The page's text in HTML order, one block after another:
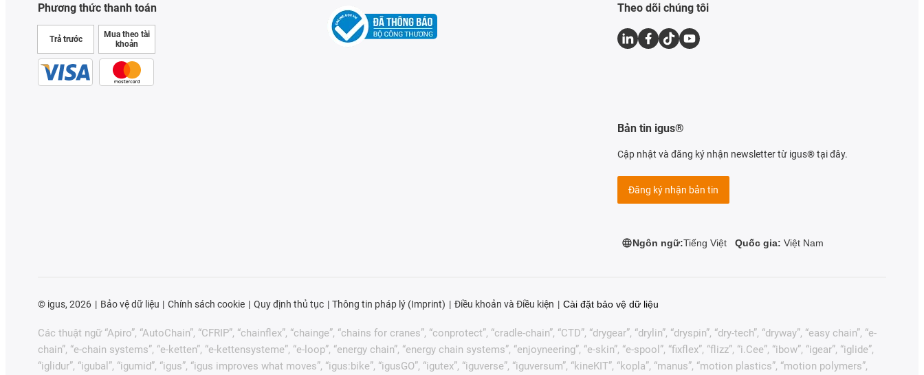
Phương thức thanh toán
Trả trước
Mua theo tài
khoản
Theo dõi chúng tôi
Bản tin igus®
Cập nhật và đăng ký nhận newsletter từ igus® tại đây.
Đăng ký nhận bản tin
Ngôn ngữ:Tiếng Việt Quốc gia: Việt Nam
© igus, 2026 Bảo vệ dữ liệu Chính sách cookie Quy định thủ tục Thông tin pháp lý (Imprint) Điều khoản và Điều kiện Cài đặt bảo vệ dữ liệu
Các thuật ngữ “Apiro”, “AutoChain”, “CFRIP”, “chainflex”, “chainge”, “chains for cranes”, “conprotect”, “cradle-chain”, “CTD”, “drygear”, “drylin”, “dryspin”, “dry-tech”, “dryway”, “easy chain”, “e-
chain”, “e-chain systems”, “e-ketten”, “e-kettensysteme”, “e-loop”, “energy chain”, “energy chain systems”, “enjoyneering”, “e-skin”, “e-spool”, “fixflex”, “flizz”, “i.Cee”, “ibow”, “igear”, “iglide”,
“iglidur”, “igubal”, “igumid”, “igus”, “igus improves what moves”, “igus:bike”, “igusGO”, “igutex”, “iguverse”, “iguversum”, “kineKIT”, “kopla”, “manus”, “motion plastics”, “motion polymers”,